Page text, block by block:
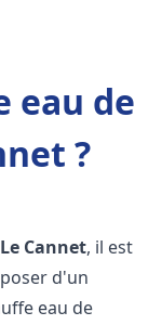
eau de
?
Le Cannet, il est
d'un
eau de